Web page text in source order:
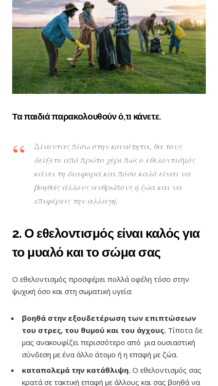
Τα παιδιά παρακολουθούν ό,τι κάνετε.
Δίνοντας πίσω στην κοινότητα, θα τους
δείξετε από πρώτο χέρι πώς ο εθελοντισμός
κάνει τη διαφορά και πόσο καλό είναι να
βοηθάς άλλους ανθρώπους ή ζώα και να
επιφέρεις την αλλαγή.
2. Ο εθελοντισμός είναι καλός για
το μυαλό και το σώμα σας
Ο εθελοντισμός προσφέρει πολλά οφέλη τόσο στην
ψυχική όσο και στη σωματική υγεία:
βοηθά στην εξουδετέρωση των επιπτώσεων
του στρες, του θυμού και του άγχους. Τίποτα δε
μας ανακουφίζει περισσότερο από μια ουσιαστική
σύνδεση με ένα άλλο άτομο ή η επαφή με ζώα.
καταπολεμά την κατάθλιψη. Ο εθελοντισμός σας
κρατά σε τακτική επαφή με άλλους και σας βοηθά να